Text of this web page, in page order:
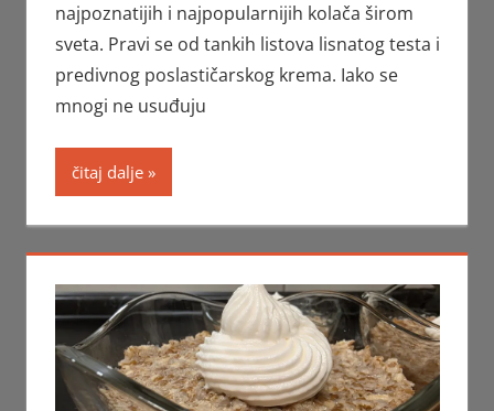
najpoznatijih i najpopularnijih kolača širom
sveta. Pravi se od tankih listova lisnatog testa i
predivnog poslastičarskog krema. Iako se
mnogi ne usuđuju
čitaj dalje